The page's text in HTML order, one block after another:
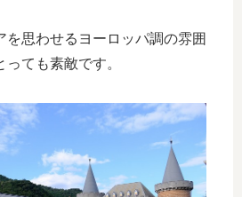
を思わせるヨーロッパ調の雰囲
ても素敵です。